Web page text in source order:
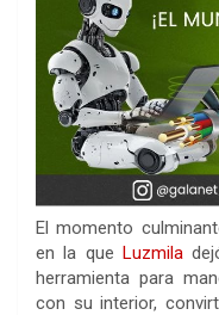
El momento
en la que Luzmila
herramienta para
con su interior,